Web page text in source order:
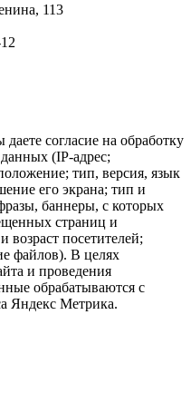
113
согласие на обработку
(IP-адрес;
тип, версия, язык
его экрана; тип и
баннеры, с которых
страниц и
возраст посетителей;
файлов). В целях
и проведения
обрабатываются с
Яндекс Метрика.